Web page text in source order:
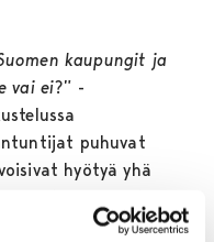
kaupungit ja
vai ei?” -
puhuvat
hyötyä yhä
verkoston kanssa 17.